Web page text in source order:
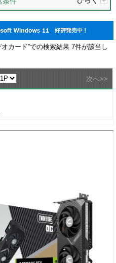
カード”での検索結果 7件が該当し
次へ>>